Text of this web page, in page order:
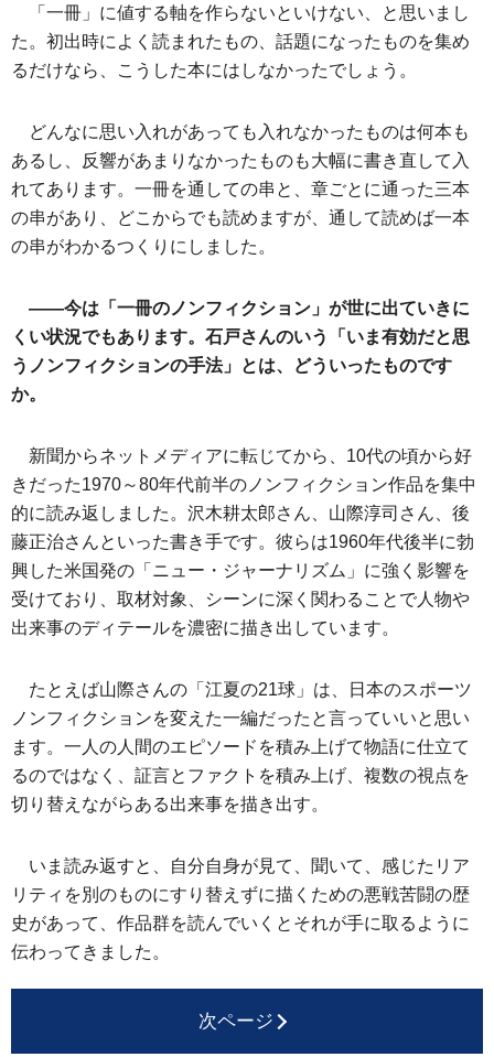
「一冊」に値する軸を作らないといけない、と思いまし
た。初出時によく読まれたもの、話題になったものを集め
るだけなら、こうした本にはしなかったでしょう。
どんなに思い入れがあっても入れなかったものは何本も
あるし、反響があまりなかったものも大幅に書き直して入
れてあります。一冊を通しての串と、章ごとに通った三本
の串があり、どこからでも読めますが、通して読めば一本
の串がわかるつくりにしました。
――今は「一冊のノンフィクション」が世に出ていきに
くい状況でもあります。石戸さんのいう「いま有効だと思
うノンフィクションの手法」とは、どういったものです
か。
新聞からネットメディアに転じてから、10代の頃から好
きだった1970～80年代前半のノンフィクション作品を集中
的に読み返しました。沢木耕太郎さん、山際淳司さん、後
藤正治さんといった書き手です。彼らは1960年代後半に勃
興した米国発の「ニュー・ジャーナリズム」に強く影響を
受けており、取材対象、シーンに深く関わることで人物や
出来事のディテールを濃密に描き出しています。
たとえば山際さんの「江夏の21球」は、日本のスポーツ
ノンフィクションを変えた一編だったと言っていいと思い
ます。一人の人間のエピソードを積み上げて物語に仕立て
るのではなく、証言とファクトを積み上げ、複数の視点を
切り替えながらある出来事を描き出す。
いま読み返すと、自分自身が見て、聞いて、感じたリア
リティを別のものにすり替えずに描くための悪戦苦闘の歴
史があって、作品群を読んでいくとそれが手に取るように
伝わってきました。
次ページ